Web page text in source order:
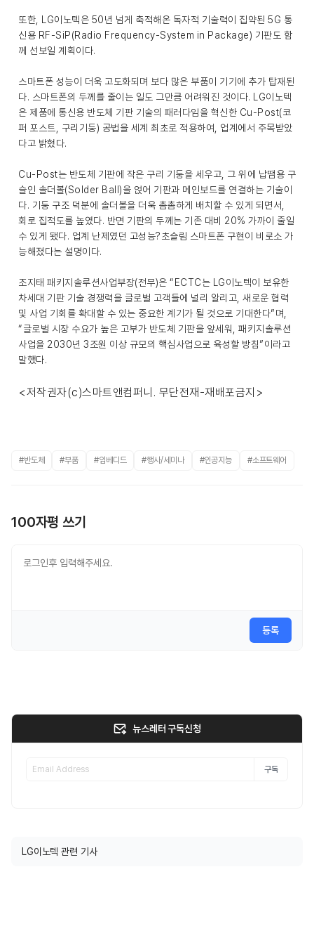
또한, LG이노텍은 50년 넘게 축적해온 독자적 기술력이 집약된 5G 통
신용 RF-SiP(Radio Frequency-System in Package) 기판도 함
께 선보일 계획이다.
스마트폰 성능이 더욱 고도화되며 보다 많은 부품이 기기에 추가 탑재된
다. 스마트폰의 두께를 줄이는 일도 그만큼 어려워진 것이다. LG이노텍
은 제품에 통신용 반도체 기판 기술의 패러다임을 혁신한 Cu-Post(코
퍼 포스트, 구리기둥) 공법을 세계 최초로 적용하여, 업계에서 주목받았
다고 밝혔다.
Cu-Post는 반도체 기판에 작은 구리 기둥을 세우고, 그 위에 납땜용 구
슬인 솔더볼(Solder Ball)을 얹어 기판과 메인보드를 연결하는 기술이
다. 기둥 구조 덕분에 솔더볼을 더욱 촘촘하게 배치할 수 있게 되면서,
회로 집적도를 높였다. 반면 기판의 두께는 기존 대비 20% 가까이 줄일
수 있게 됐다. 업계 난제였던 고성능?초슬림 스마트폰 구현이 비로소 가
능해졌다는 설명이다.
조지태 패키지솔루션사업부장(전무)은 “ECTC는 LG이노텍이 보유한
차세대 기판 기술 경쟁력을 글로벌 고객들에 널리 알리고, 새로운 협력
및 사업 기회를 확대할 수 있는 중요한 계기가 될 것으로 기대한다”며,
“글로벌 시장 수요가 높은 고부가 반도체 기판을 앞세워, 패키지솔루션
사업을 2030년 3조원 이상 규모의 핵심사업으로 육성할 방침”이라고
말했다.
<저작권자(c)스마트앤컴퍼니. 무단전재-재배포금지>
#반도체 #부품 #임베디드 #행사/세미나 #인공지능 #소프트웨어
100자평 쓰기
등록
뉴스레터 구독신청
구독
LG이노텍 관련 기사